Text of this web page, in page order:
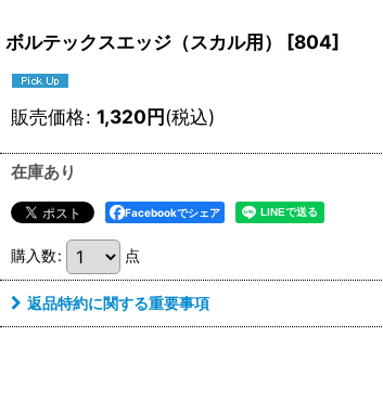
ボルテックスエッジ（スカル用） [804]
販売価格: 1,320円(税込)
在庫あり
Facebookでシェア
購入数: 点
返品特約に関する重要事項